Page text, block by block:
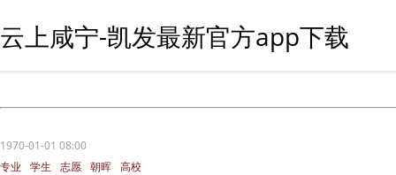
云上咸宁-凯发最新官方app下载
1970-01-01 08:00
专业
学生 志愿 朝晖 高校